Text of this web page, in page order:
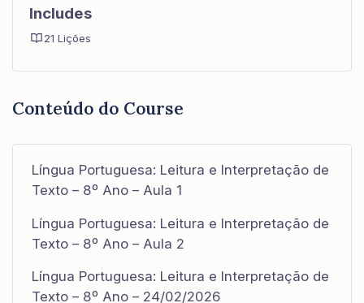
Conteúdo do Course
Língua Portuguesa: Leitura e Interpretação de
Texto – 8º Ano – Aula 1
Língua Portuguesa: Leitura e Interpretação de
Texto – 8º Ano – Aula 2
Língua Portuguesa: Leitura e Interpretação de
Texto – 8º Ano – 24/02/2026
Includes
21 Lições